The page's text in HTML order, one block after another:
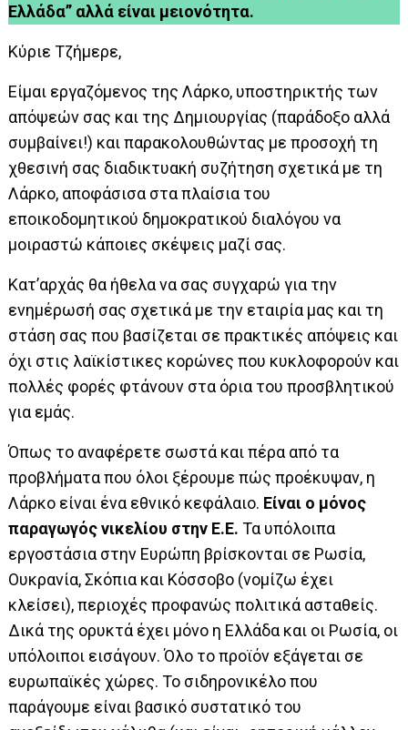
Ελλάδα” αλλά είναι μειονότητα.
Κύριε Τζήμερε,
Είμαι εργαζόμενος της Λάρκο, υποστηρικτής των
απόψεών σας και της Δημιουργίας (παράδοξο αλλά
συμβαίνει!) και παρακολουθώντας με προσοχή τη
χθεσινή σας διαδικτυακή συζήτηση σχετικά με τη
Λάρκο, αποφάσισα στα πλαίσια του
εποικοδομητικού δημοκρατικού διαλόγου να
μοιραστώ κάποιες σκέψεις μαζί σας.
Κατ’αρχάς θα ήθελα να σας συγχαρώ για την
ενημέρωσή σας σχετικά με την εταιρία μας και τη
στάση σας που βασίζεται σε πρακτικές απόψεις και
όχι στις λαϊκίστικες κορώνες που κυκλοφορούν και
πολλές φορές φτάνουν στα όρια του προσβλητικού
για εμάς.
Όπως το αναφέρετε σωστά και πέρα από τα
προβλήματα που όλοι ξέρουμε πώς προέκυψαν, η
Λάρκο είναι ένα εθνικό κεφάλαιο. Είναι ο μόνος
παραγωγός νικελίου στην Ε.Ε. Τα υπόλοιπα
εργοστάσια στην Ευρώπη βρίσκονται σε Ρωσία,
Ουκρανία, Σκόπια και Κόσσοβο (νομίζω έχει
κλείσει), περιοχές προφανώς πολιτικά ασταθείς.
Δικά της ορυκτά έχει μόνο η Ελλάδα και οι Ρωσία, οι
υπόλοιποι εισάγουν. Όλο το προϊόν εξάγεται σε
ευρωπαϊκές χώρες. Το σιδηρονικέλο που
παράγουμε είναι βασικό συστατικό του